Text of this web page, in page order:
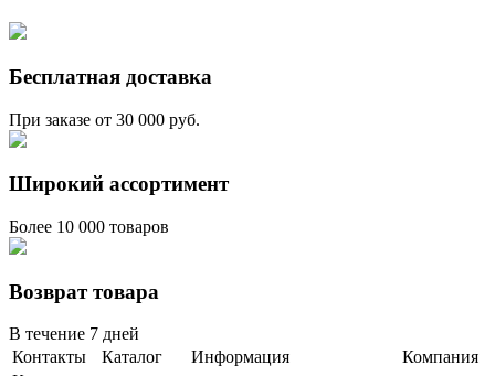
Бесплатная доставка
При заказе от 30 000 руб.
Широкий ассортимент
Более 10 000 товаров
Возврат товара
В течение 7 дней
Контакты
Каталог Информация
Компания